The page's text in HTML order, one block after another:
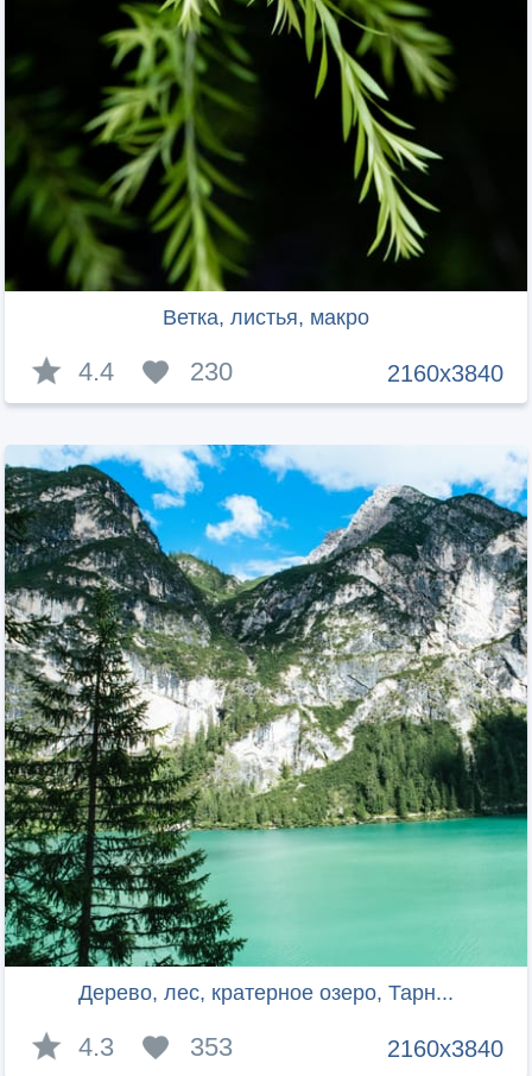
Ветка, листья, макро
2160x3840
4.4 230
Дерево, лес, кратерное озеро, Тарн...
2160x3840
4.3 353